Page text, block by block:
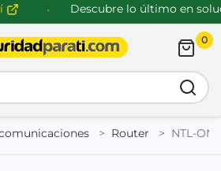
Descubre lo último en
navegación
0
Router NTL-